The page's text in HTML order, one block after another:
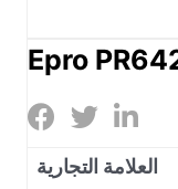
Epro
العلامة التجارية